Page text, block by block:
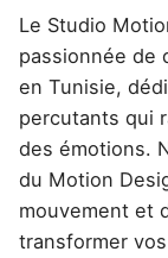
Le Studio
passionnée de
en Tunisie,
percutants qui
des émotions.
du Motion
mouvement et
transformer